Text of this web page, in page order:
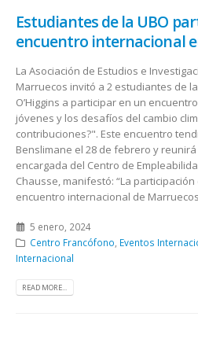
Estudiantes de la UBO
encuentro internacional
La Asociación de Estudios e
Marruecos invitó a 2 estudiantes de
O’Higgins a participar en un
jóvenes y los desafíos del cambio
contribuciones?". Este encuentro
Benslimane el 28 de febrero y
encargada del Centro de
Chausse, manifestó: “La
encuentro internacional de
5 enero, 2024
Centro Francófono, Eventos
Internacional
READ MORE...